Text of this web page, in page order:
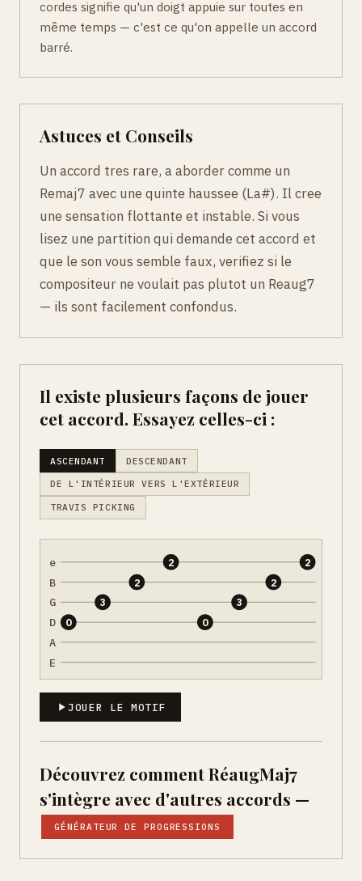
cordes signifie qu'un doigt appuie sur toutes en
même temps — c'est ce qu'on appelle un accord
barré.
Astuces et Conseils
Un accord tres rare, a aborder comme un
Remaj7 avec une quinte haussee (La#). Il cree
une sensation flottante et instable. Si vous
lisez une partition qui demande cet accord et
que le son vous semble faux, verifiez si le
compositeur ne voulait pas plutot un Reaug7
— ils sont facilement confondus.
Il existe plusieurs façons de jouer
cet accord. Essayez celles-ci :
ASCENDANT DESCENDANT
DE L'INTÉRIEUR VERS L'EXTÉRIEUR
TRAVIS PICKING
e
B
G
D
A
E
0
3
2
2
0
3
2
2
JOUER LE MOTIF
Découvrez comment RéaugMaj7
s'intègre avec d'autres accords —
GÉNÉRATEUR DE PROGRESSIONS